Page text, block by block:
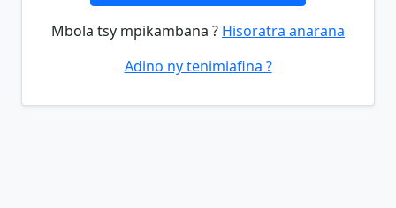
Mbola tsy mpikambana ? Hisoratra anarana
Adino ny tenimiafina ?